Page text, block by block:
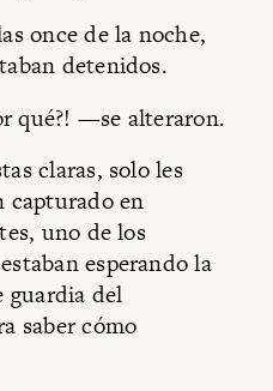
once de la noche,
detenidos.
qué?! —se alteraron.
claras, solo les
capturado en
uno de los
esperando la
guardia del
saber cómo